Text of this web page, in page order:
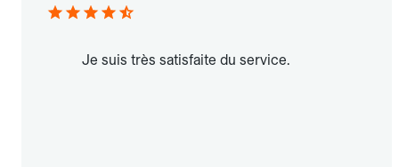
Je suis très satisfaite du service.